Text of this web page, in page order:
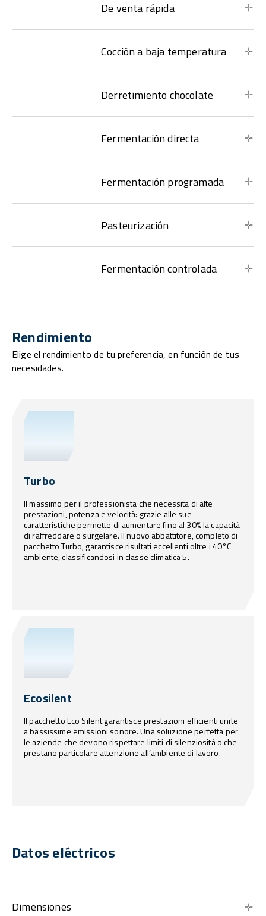
De venta rápida
Cocción a baja temperatura
Derretimiento chocolate
Fermentación directa
Fermentación programada
Pasteurización
Fermentación controlada
Rendimiento
Elige el rendimiento de tu preferencia, en función de tus
necesidades.
Turbo
Il massimo per il professionista che necessita di alte
prestazioni, potenza e velocità: grazie alle sue
caratteristiche permette di aumentare fino al 30% la capacità
di raffreddare o surgelare. Il nuovo abbattitore, completo di
pacchetto Turbo, garantisce risultati eccellenti oltre i 40°C
ambiente, classificandosi in classe climatica 5.
Ecosilent
Il pacchetto Eco Silent garantisce prestazioni efficienti unite
a bassissime emissioni sonore. Una soluzione perfetta per
le aziende che devono rispettare limiti di silenziosità o che
prestano particolare attenzione all’ambiente di lavoro.
Datos eléctricos
Dimensiones